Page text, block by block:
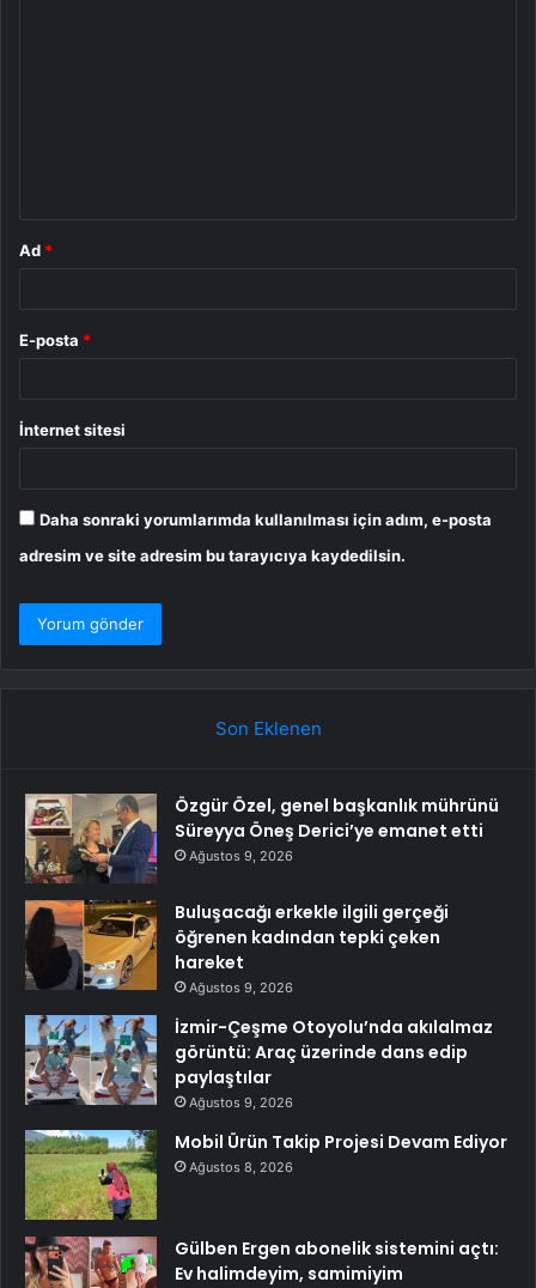
Ad *
E-posta *
İnternet sitesi
Daha sonraki yorumlarımda kullanılması için adım, e-posta
adresim ve site adresim bu tarayıcıya kaydedilsin.
Son Eklenen
Özgür Özel, genel başkanlık mührünü
Süreyya Öneş Derici’ye emanet etti
Ağustos 9, 2026
Buluşacağı erkekle ilgili gerçeği
öğrenen kadından tepki çeken
hareket
Ağustos 9, 2026
İzmir-Çeşme Otoyolu’nda akılalmaz
görüntü: Araç üzerinde dans edip
paylaştılar
Ağustos 9, 2026
Mobil Ürün Takip Projesi Devam Ediyor
Ağustos 8, 2026
Gülben Ergen abonelik sistemini açtı:
Ev halimdeyim, samimiyim